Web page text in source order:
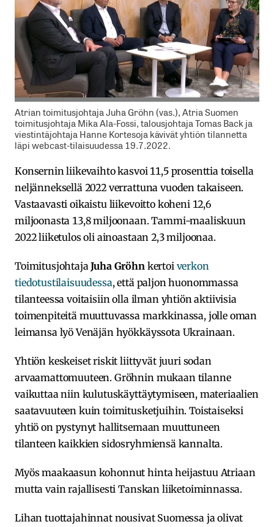
Atrian toimitusjohtaja Juha Gröhn (vas.), Atria Suomen
toimitusjohtaja Mika Ala-Fossi, talousjohtaja Tomas Back ja
viestintäjohtaja Hanne Kortesoja kävivät yhtiön tilannetta
läpi webcast-tilaisuudessa 19.7.2022.
Konsernin liikevaihto kasvoi 11,5 prosenttia toisella
neljänneksellä 2022 verrattuna vuoden takaiseen.
Vastaavasti oikaistu liikevoitto koheni 12,6
miljoonasta 13,8 miljoonaan. Tammi-maaliskuun
2022 liiketulos oli ainoastaan 2,3 miljoonaa.
ToimitusjohtajaJuha Gröhn kertoi verkon
tiedotustilaisuudessa, että paljon huonommassa
tilanteessa voitaisiin olla ilman yhtiön aktiivisia
toimenpiteitä muuttuvassa markkinassa, jolle oman
leimansa lyö Venäjän hyökkäyssota Ukrainaan.
Yhtiön keskeiset riskit liittyvät juuri sodan
arvaamattomuuteen. Gröhnin mukaan tilanne
vaikuttaa niin kulutuskäyttäytymiseen, materiaalien
saatavuuteen kuin toimitusketjuihin. Toistaiseksi
yhtiö on pystynyt hallitsemaan muuttuneen
tilanteen kaikkien sidosryhmiensä kannalta.
Myös maakaasun kohonnut hinta heijastuu Atriaan
mutta vain rajallisesti Tanskan liiketoiminnassa.
Lihan tuottajahinnat nousivat Suomessa ja olivat